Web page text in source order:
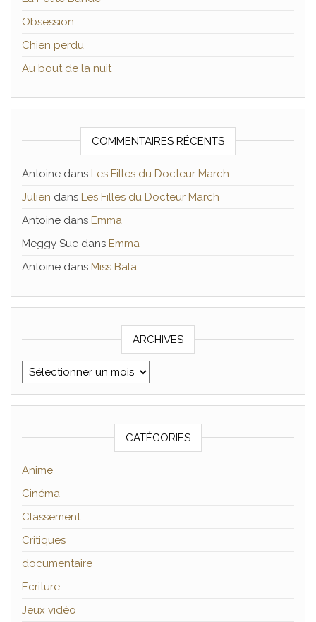
Obsession
Chien perdu
Au bout de la nuit
COMMENTAIRES RÉCENTS
Antoine dans Les Filles du Docteur March
Julien dans Les Filles du Docteur March
Antoine dans Emma
Meggy Sue dans Emma
Antoine dans Miss Bala
ARCHIVES
Archives
CATÉGORIES
Anime
Cinéma
Classement
Critiques
documentaire
Ecriture
Jeux vidéo